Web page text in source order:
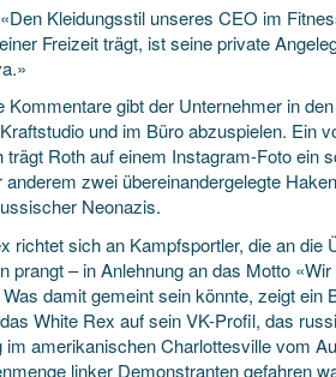
Kleidungsstil unseres CEO im
Freizeit trägt, ist seine private
Kommentare gibt der Unternehmer in
und im Büro abzuspielen. Ein
trägt Roth auf einem Instagram-Foto ein
anderem zwei übereinandergelegte
Neonazis.
richtet sich an Kampfsportler, die an
prangt – in Anlehnung an das Motto
damit gemeint sein könnte, zeigt
White Rex auf sein VK-Profil, das
im amerikanischen Charlottesville vom
linker Demonstranten gefahren